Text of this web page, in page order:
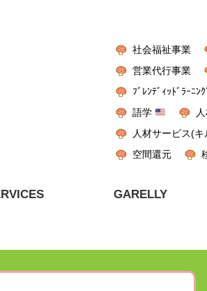
社会福祉事業
営業代行事業
ﾌﾞﾚﾝﾃﾞｨｯﾄﾞﾗｰﾆﾝｸ
語学
人材サービス(キ
空間還元
GARELLY